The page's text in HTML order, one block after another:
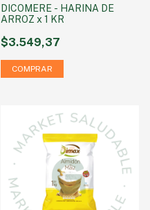
DICOMERE - HARINA DE
ARROZ x 1 KR
$3.549,37